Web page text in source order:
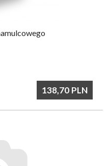
138,70 PLN